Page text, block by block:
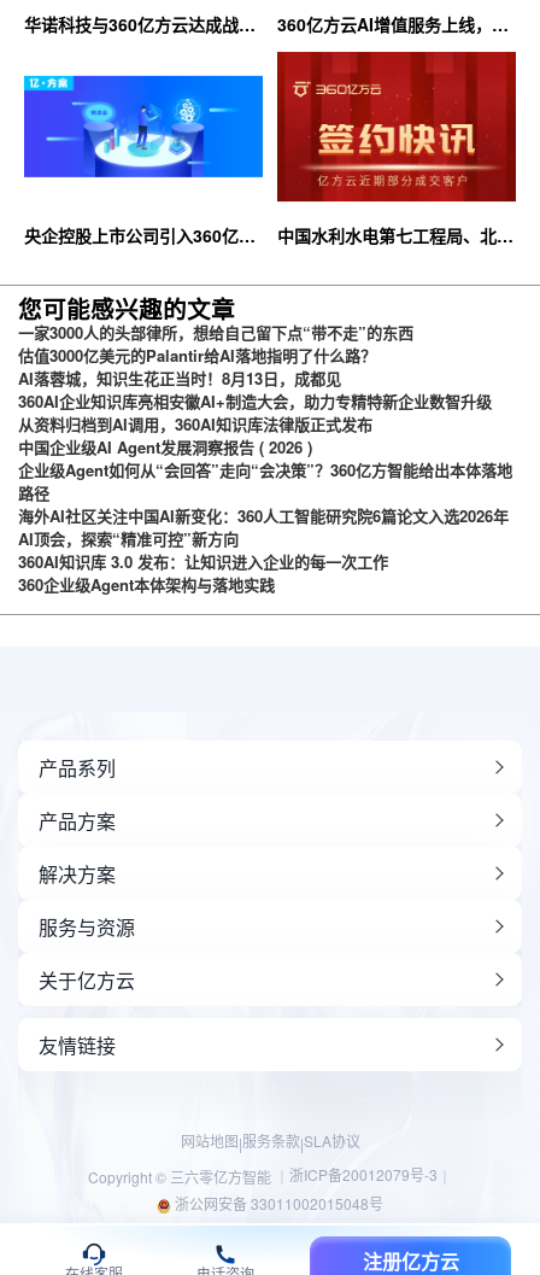
华诺科技与360亿方云达成战略
360亿方云AI增值服务上线，超
大限时优惠等你来！
央企控股上市公司引入360亿方
台
中国水利水电第七工程局、北京
您可能感兴趣的文章
一家3000人的头部律所，想给自己留下点“带不走”的东西
估值3000亿美元的Palantir给AI落地指明了什么路？
AI落蓉城，知识生花正当时！8月13日，成都见
360AI企业知识库亮相安徽AI+制造大会，助力专精特新企业数智升级
从资料归档到AI调用，360AI知识库法律版正式发布
中国企业级AI Agent发展洞察报告 ( 2026 )
企业级Agent如何从“会回答”走向“会决策”？360亿方智能给出本体落地
路径
海外AI社区关注中国AI新变化：360人工智能研究院6篇论文入选2026年
AI顶会，探索“精准可控”新方向
360AI知识库 3.0 发布：让知识进入企业的每一次工作
360企业级Agent本体架构与落地实践
产品系列
产品方案
解决方案
服务与资源
关于亿方云
友情链接
网站地图|服务条款|SLA协议
Copyright © 三六零亿方智能 ｜ 浙ICP备20012079号-3
浙公网安备 33011002015048号
注册亿方云